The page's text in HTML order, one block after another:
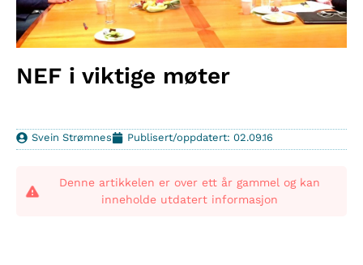
NEF i viktige møter
Svein Strømnes Publisert/oppdatert: 02.09.16
Denne artikkelen er over ett år gammel og kan
inneholde utdatert informasjon